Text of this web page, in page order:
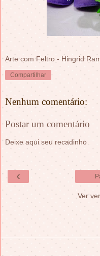
Arte com Feltro - Hingrid
Compartilhar
Nenhum comentário:
Postar um comentário
Deixe aqui seu recadinho
‹
Ver